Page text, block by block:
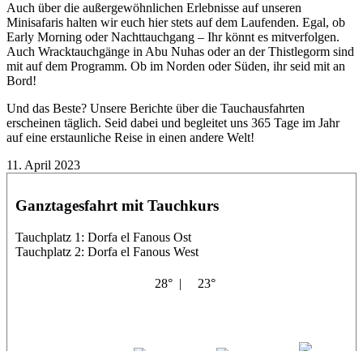
Auch über die außergewöhnlichen Erlebnisse auf unseren
Minisafaris halten wir euch hier stets auf dem Laufenden. Egal, ob
Early Morning oder Nachttauchgang – Ihr könnt es mitverfolgen.
Auch Wracktauchgänge in Abu Nuhas oder an der Thistlegorm sind
mit auf dem Programm. Ob im Norden oder Süden, ihr seid mit an
Bord!
Und das Beste? Unsere Berichte über die Tauchausfahrten
erscheinen täglich. Seid dabei und begleitet uns 365 Tage im Jahr
auf eine erstaunliche Reise in einen andere Welt!
11. April 2023
Ganztagesfahrt mit Tauchkurs
Tauchplatz 1: Dorfa el Fanous Ost
Tauchplatz 2: Dorfa el Fanous West
28° | 23°